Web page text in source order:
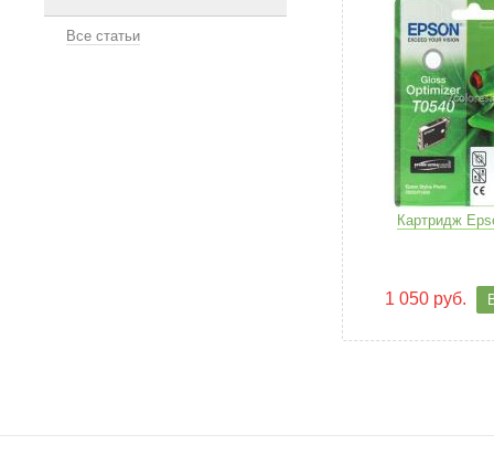
Все статьи
Картридж
1 050 руб.